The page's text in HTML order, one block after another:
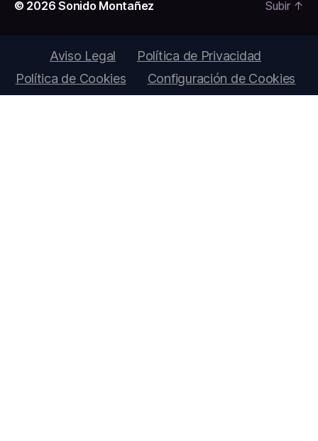
© 2026Sonido Montañez Subir ↑
Aviso Legal
Política de Privacidad
Política de Cookies
Configuración de Cookies